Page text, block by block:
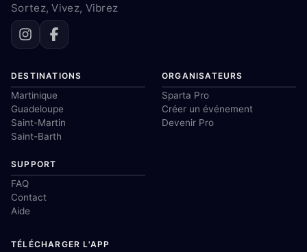
Sortez, Vivez, Vibrez
DESTINATIONS
Martinique
Guadeloupe
Saint-Martin
Saint-Barth
ORGANISATEURS
Sparta Pro
Créer un événement
Devenir Pro
SUPPORT
FAQ
Contact
Aide
TÉLÉCHARGER L'APP